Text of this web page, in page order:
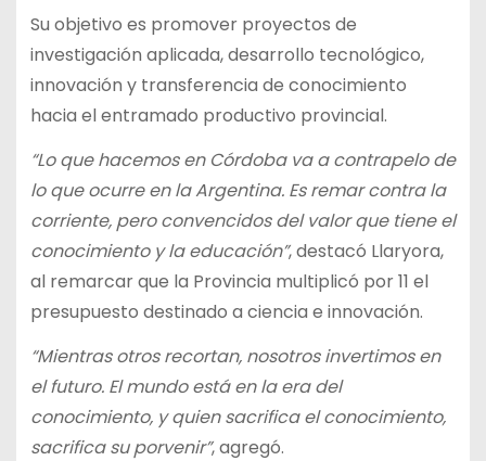
Su objetivo es promover proyectos de
investigación aplicada, desarrollo tecnológico,
innovación y transferencia de conocimiento
hacia el entramado productivo provincial.
“Lo que hacemos en Córdoba va a contrapelo de
lo que ocurre en la Argentina. Es remar contra la
corriente, pero convencidos del valor que tiene el
conocimiento y la educación”, destacó Llaryora,
al remarcar que la Provincia multiplicó por 11 el
presupuesto destinado a ciencia e innovación.
“Mientras otros recortan, nosotros invertimos en
el futuro. El mundo está en la era del
conocimiento, y quien sacrifica el conocimiento,
sacrifica su porvenir”, agregó.